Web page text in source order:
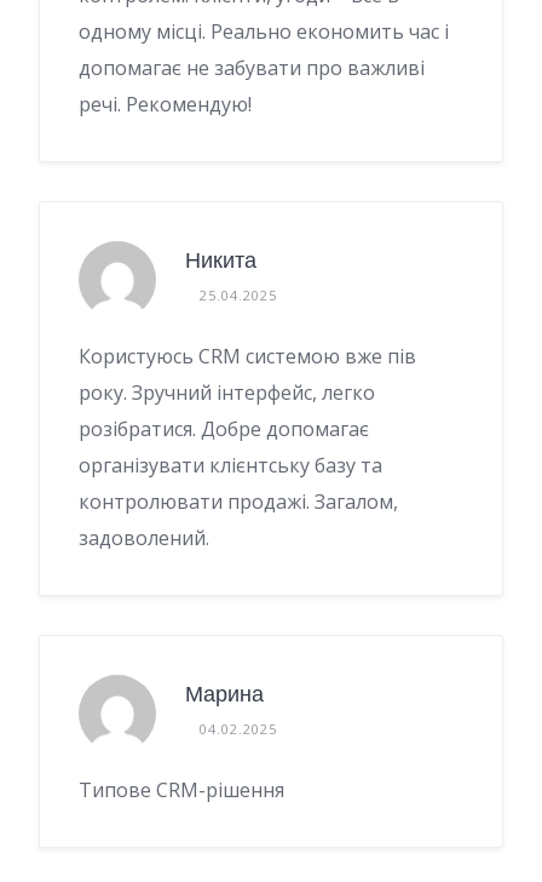
одному місці. Реально економить час і
допомагає не забувати про важливі
речі. Рекомендую!
Никита
25.04.2025
Користуюсь CRM системою вже пів
року. Зручний інтерфейс, легко
розібратися. Добре допомагає
організувати клієнтську базу та
контролювати продажі. Загалом,
задоволений.
Марина
04.02.2025
Типове CRM-рішення